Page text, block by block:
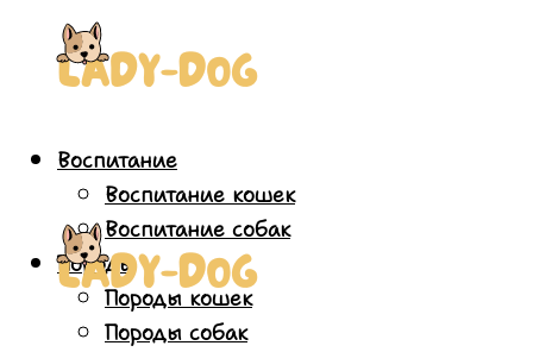
Воспитание
Воспитание кошек
Воспитание собак
Породы
Породы кошек
Породы собак